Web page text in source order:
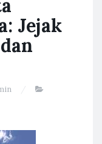
Jejak